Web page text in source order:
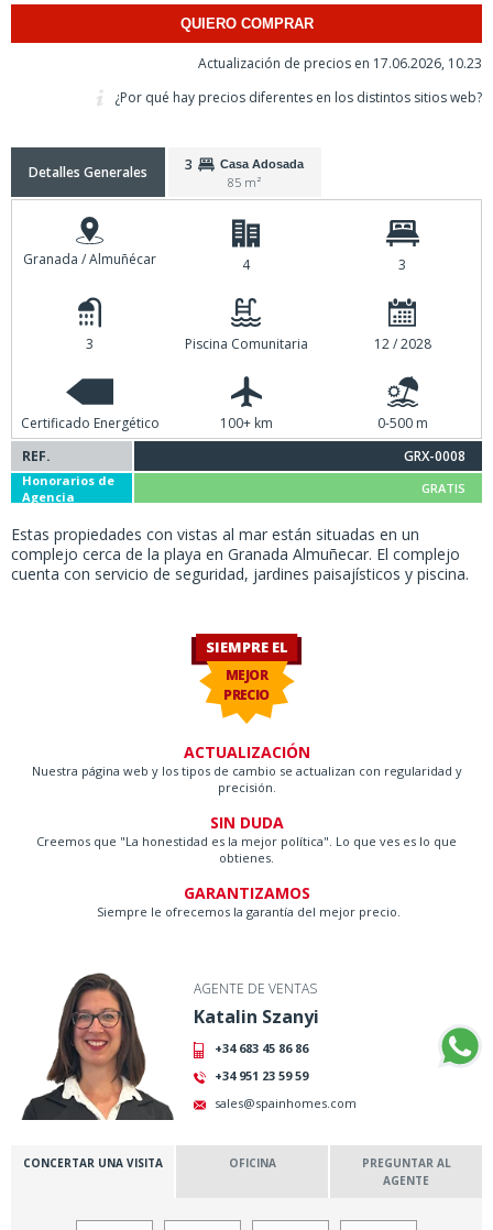
QUIERO COMPRAR
Actualización de precios en 17.06.2026, 10.23
¿Por qué hay precios diferentes en los distintos sitios web?
Detalles Generales 3 Casa Adosada
85 m²
Granada / Almuñécar 4 3
3 Piscina Comunitaria 12 / 2028
Certificado Energético 100+ km
0-500 m
REF.
GRX-0008
Honorarios de
Agencia
GRATIS
Estas propiedades con vistas al mar están situadas en un
complejo cerca de la playa en Granada Almuñecar. El complejo
cuenta con servicio de seguridad, jardines paisajísticos y piscina.
SIEMPRE EL
MEJOR
PRECIO
ACTUALIZACIÓN
Nuestra página web y los tipos de cambio se actualizan con regularidad y
precisión.
SIN DUDA
Creemos que "La honestidad es la mejor política". Lo que ves es lo que
obtienes.
GARANTIZAMOS
Siempre le ofrecemos la garantía del mejor precio.
AGENTE DE VENTAS
Katalin Szanyi
+34 683 45 86 86
+34 951 23 59 59
sales@spainhomes.com
CONCERTAR UNA VISITA OFICINA
PREGUNTAR AL
AGENTE